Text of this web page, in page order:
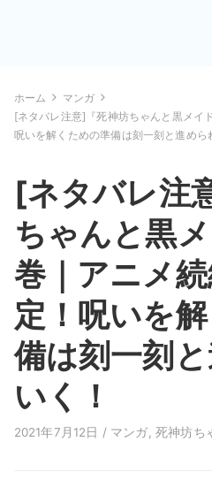
ホーム
マンガ
[ネタバレ注意]『死神坊ちゃんと黒メイ
呪いを解くための準備は刻一刻と進めら
[ネタバレ注
ちゃんと黒
巻｜アニメ
定！呪いを
備は刻一刻
いく！
2021年7月12日 / マンガ ,死神坊ち